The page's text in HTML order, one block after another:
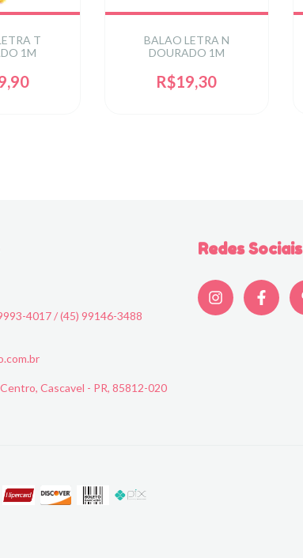
T
1M
BALAO LETRA N
DOURADO 1M
R$19,30
4017 / (45) 99146-3488
Cascavel - PR, 85812-020
Redes Sociais